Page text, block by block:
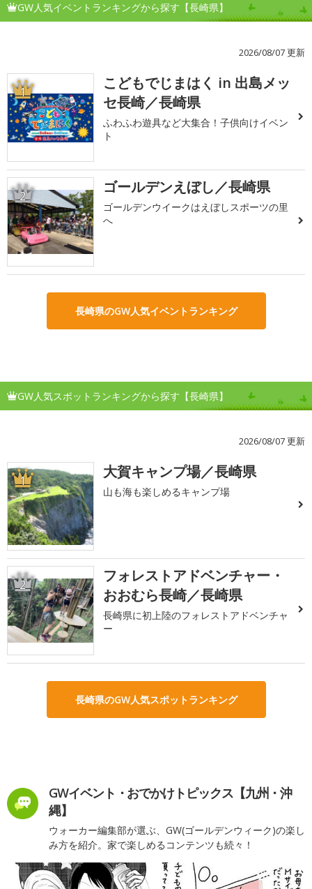
GW人気イベントランキングから探す【長崎県】
2026/08/07 更新
1
こどもでじまはく in 出島メッ
セ長崎／長崎県
ふわふわ遊具など大集合！子供向けイベン
ト
2 ゴールデンえぼし／長崎県
ゴールデンウイークはえぼしスポーツの里
へ
長崎県のGW人気イベントランキング
GW人気スポットランキングから探す【長崎県】
2026/08/07 更新
1 大賀キャンプ場／長崎県
山も海も楽しめるキャンプ場
2
フォレストアドベンチャー・
おおむら長崎／長崎県
長崎県に初上陸のフォレストアドベンチャ
ー
長崎県のGW人気スポットランキング
GWイベント・おでかけトピックス【九州・沖
縄】
ウォーカー編集部が選ぶ、GW(ゴールデンウィーク)の楽し
み方を紹介。家で楽しめるコンテンツも続々！